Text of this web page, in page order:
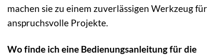
machen sie zu einem zuverlässigen Werkzeug für
anspruchsvolle Projekte.
Wo finde ich eine Bedienungsanleitung für die